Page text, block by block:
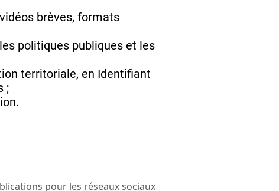
brèves, formats
politiques publiques et les
territoriale, en Identifiant
;
pour les réseaux sociaux